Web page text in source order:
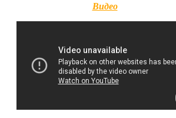
Видео